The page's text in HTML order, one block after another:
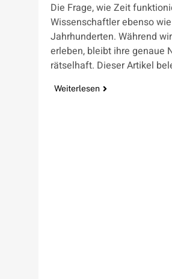
Die Frage, wie Zeit
Wissenschaftler ebenso
Jahrhunderten. Während
erleben, bleibt ihre genaue
rätselhaft. Dieser Artikel
Weiterlesen